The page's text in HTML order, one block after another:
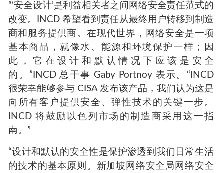
“‘安全设计’是利益相关者之间网络安全责任范式的
改变。INCD 希望看到责任从最终用户转移到制造
商和服务提供商。在现代世界，网络安全是一项
基本商品，就像水、能源和环境保护一样；因
此，它在设计和默认情况下应该是安全
的。”INCD 总干事 Gaby Portnoy 表示。“INCD
很荣幸能够参与 CISA 发布该产品，我们认为这是
向所有客户提供安全、弹性技术的关键一步。
INCD 将鼓励以色列市场的制造商采用这一指
南。”
“设计和默认的安全性是保护渗透到我们日常生活
的技术的基本原则。新加坡网络安全局网络安全